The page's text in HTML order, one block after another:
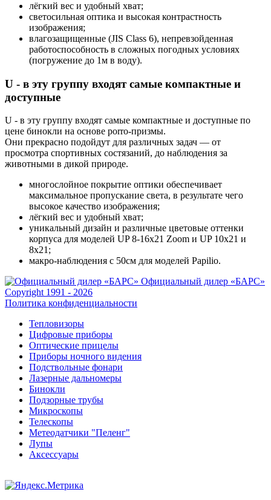
лёгкий вес и удобный хват;
светосильная оптика и высокая контрастность
изображения;
влагозащищенные (JIS Class 6), непревзойденная
работоспособность в сложных погодных условиях
(погружение до 1м в воду).
U - в эту группу входят самые компактные и
доступные
U - в эту группу входят самые компактные и доступные по
цене бинокли на основе porro-призмы.
Они прекрасно подойдут для различных задач — от
просмотра спортивных состязаний, до наблюдения за
животными в дикой природе.
многослойное покрытие оптики обеспечивает
максимальное пропускание света, в результате чего
высокое качество изображения;
лёгкий вес и удобный хват;
уникальный дизайн и различные цветовые оттенки
корпуса для моделей UP 8-16x21 Zoom и UP 10x21 и
8x21;
макро-наблюдения с 50см для моделей Papilio.
Официальный дилер «БАРС»
Copyright 1991 - 2026
Политика конфиденциальности
Тепловизоры
Цифровые приборы
Оптические прицелы
Приборы ночного видения
Подствольные фонари
Лазерные дальномеры
Бинокли
Подзорные трубы
Микроскопы
Телескопы
Метеодатчики "Пеленг"
Лупы
Аксессуары